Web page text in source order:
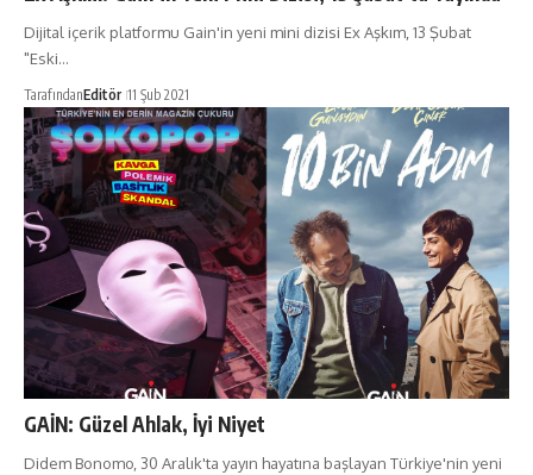
Dijital içerik platformu Gain'in yeni mini dizisi Ex Aşkım, 13 Şubat
"Eski…
TarafındanEditör 11 Şub 2021
GAİN: Güzel Ahlak, İyi Niyet
Didem Bonomo, 30 Aralık'ta yayın hayatına başlayan Türkiye'nin yeni